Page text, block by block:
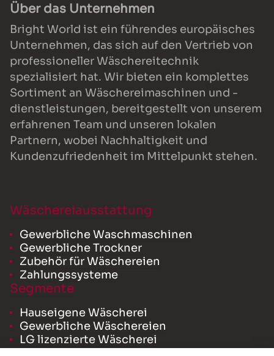
Über das Unternehmen
Bright World ist ein führendes europäisches
Unternehmen, das sich auf den Vertrieb von
professioneller Wäschereitechnik
spezialisiert hat. Wir bieten ein komplettes
Sortiment an Wäschereimaschinen und -
dienstleistungen, bereitgestellt von unserem
erfahrenen Team und unseren lokalen
Partnern, wobei Nachhaltigkeit und
Kundenzufriedenheit im Mittelpunkt stehen.
Wäschereiausstattung
Gewerbliche Waschmaschinen
Gewerbliche Trockner
Zubehör für Wäschereien
Zahlungssysteme
Segmente
Hauseigene Wäscherei
Gewerbliche Wäschereien
LG lizenzierte Wäscherei